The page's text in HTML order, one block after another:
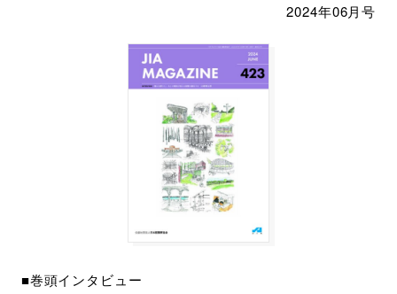
2024年06月号
■巻頭インタビュー